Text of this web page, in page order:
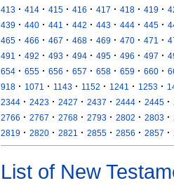
413 · 414 · 415 · 416 · 417 · 418 · 419 ·
439 · 440 · 441 · 442 · 443 · 444 · 445 ·
465 · 466 · 467 · 468 · 469 · 470 · 471 ·
491
· 492 · 493 · 494 · 495 · 496 · 497 ·
654 · 655 · 656 · 657 · 658 · 659 · 660 ·
918 · 1071 · 1143 · 1152 · 1241 · 1253 ·
2344 · 2423 · 2427 · 2437 · 2444 · 2445 ·
2766 · 2767 · 2768 · 2793 · 2802 · 2803 ·
2819 · 2820 · 2821 · 2855 · 2856 · 2857 ·
List of New